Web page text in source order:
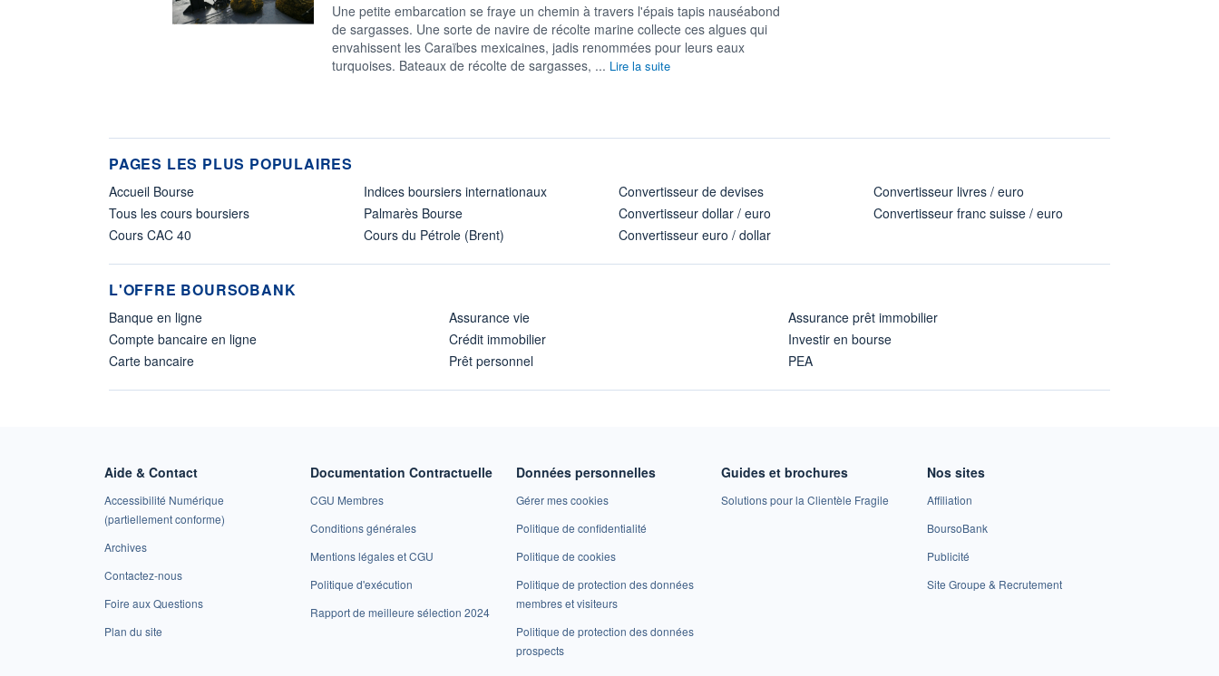
Une petite embarcation se fraye un chemin à travers l'épais tapis nauséabond
de sargasses. Une sorte de navire de récolte marine collecte ces algues qui
envahissent les Caraïbes mexicaines, jadis renommées pour leurs eaux
turquoises. Bateaux de récolte de sargasses, ... Lire la suite
PAGES LES PLUS POPULAIRES
Accueil Bourse
Tous les cours boursiers
Cours CAC 40
Indices boursiers internationaux
Palmarès Bourse
Cours du Pétrole (Brent)
Convertisseur de devises
Convertisseur dollar / euro
Convertisseur euro / dollar
Convertisseur livres / euro
Convertisseur franc suisse / euro
L'OFFRE BOURSOBANK
Banque en ligne
Compte bancaire en ligne
Carte bancaire
Assurance vie
Crédit immobilier
Prêt personnel
Assurance prêt immobilier
Investir en bourse
PEA
Aide & Contact
Accessibilité Numérique
(partiellement conforme)
Archives
Contactez-nous
Foire aux Questions
Plan du site
Documentation Contractuelle
CGU Membres
Conditions générales
Mentions légales et CGU
Politique d'exécution
Rapport de meilleure sélection 2024
Données personnelles
Gérer mes cookies
Politique de confidentialité
Politique de cookies
Politique de protection des données
membres et visiteurs
Politique de protection des données
prospects
Guides et brochures
Solutions pour la Clientèle Fragile
Nos sites
Affiliation
BoursoBank
Publicité
Site Groupe & Recrutement